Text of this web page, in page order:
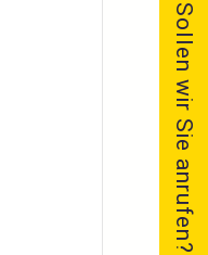
Sollen wir Sie anrufen?